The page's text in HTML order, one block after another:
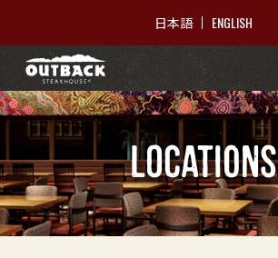
日本語 ENGLISH
locations